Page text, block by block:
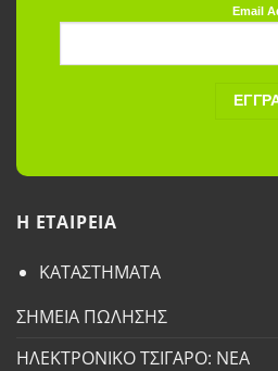
Email
H ETAΙΡΕΙΑ
ΚΑΤΑΣΤΗΜΑΤΑ
ΣΗΜΕΙΑ ΠΩΛΗΣΗΣ
ΗΛΕΚΤΡΟΝΙΚΟ ΤΣΙΓΑΡΟ: ΝΕΑ